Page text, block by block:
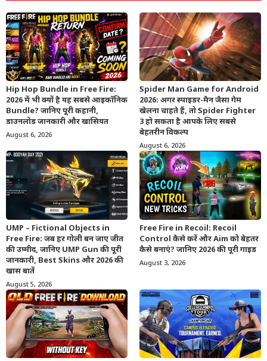
Hip Hop Bundle in Free Fire:
2026 में भी क्यों है यह सबसे आइकॉनिक
Bundle? जानिए पूरी कहानी,
डाउनलोड जानकारी और खासियत
August 6, 2026
Spider Man Game for Android
2026: अगर स्पाइडर-मैन जैसा गेम
खेलना चाहते हैं, तो Spider Fighter
3 हो सकता है आपके लिए सबसे
बेहतरीन विकल्प
August 6, 2026
UMP – Fictional Objects in
Free Fire: जब हर गोली बन जाए जीत
की उम्मीद, जानिए UMP Gun की पूरी
जानकारी, Best Skins और 2026 की
खास बातें
August 5, 2026
Free Fire in Recoil: Recoil
Control कैसे करें और Aim को बेहतर
कैसे बनाएं? जानिए 2026 की पूरी गाइड
August 3, 2026